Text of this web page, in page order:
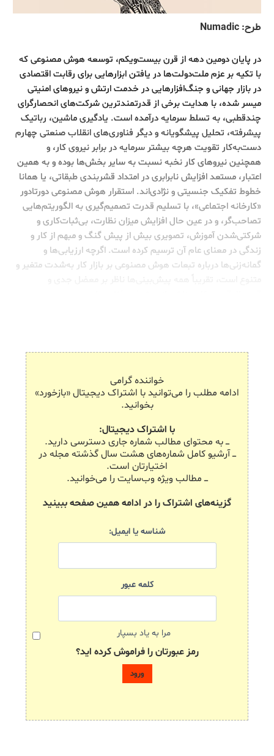
طرح: Numadic
در پایان دومین دهه از قرن بیست‌ویکم، توسعه هوش مصنوعی که
با تکیه بر عزم ملت‌دولت‌ها در یافتن ابزارهایی برای رقابت اقتصادی
در بازار جهانی و جنگ‌افزارهایی در خدمت ارتش و نیروهای امنیتی‌
میسر شده، با هدایت برخی از قدرتمندترین شرکت‌های انحصارگرای
چندقطبی، به تسلط سرمایه درآمده است. یادگیری ماشین، رباتیک
پیشرفته، تحلیل پیشگویانه و دیگر فناوری‌های انقلاب صنعتی چهارم
دست‌به‌کار تقویت هرچه بیشتر سرمایه در برابر نیروی کار، و
همچنین نیروهای کار نخبه نسبت به سایر بخش‌ها بوده و به همین
اعتبار، مستعد افزایش نابرابری در امتداد قشربندی طبقاتی‌، یا همانا
خطوط تفکیک جنسیتی و نژادی‌اند. استقرار هوش مصنوعی دورتادور
«کارخانه اجتماعی»، با تسلیم قدرت تصمیم‌گیری به الگوریتم‌هایی
تصاحب‌گر، و در عین حال افزایش میزان نظارت، بی‌ثبات‌کاری و
شرکتی‌شدن آموزش، تصویری بیش از پیش گنگ و مبهم از کار و
زندگی در معنای عام آن ترسیم کرده است. اگرچه ارزیابی‌ها و
گمانه‌زنی‌ها درباره تبعات هوش مصنوعی بر بازار کار به‌شدت متغیر و
خواننده گرامی
ادامه مطلب را می‌توانید با اشتراک دیجیتال «بازخورد»
بخوانید.
با اشتراک دیجیتال:
ـــ به محتوای مطالب شماره جاری دسترسی دارید.
ـــ آرشیو کامل شماره‌های هشت سال گذشته مجله در
اختیارتان است.
ـــ مطالب ویژه وب‌سایت را می‌خوانید.
گزینه‌های اشتراک را در ادامه همین صفحه ببینید
شناسه یا ایمیل:
کلمه عبور
مرا به یاد بسپار
رمز عبورتان را فراموش کرده اید؟